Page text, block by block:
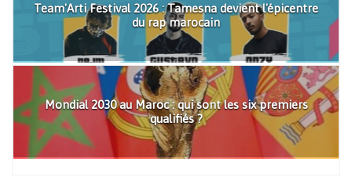
Team'Arti Festival 2026 : Tamesna devient l'épicentre
du rap marocain
Mondial 2030 au Maroc : qui sont les six premiers
qualifiés ?